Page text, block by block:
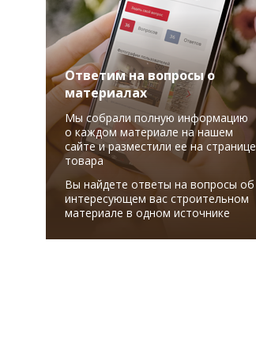
Ответим на вопросы о
материалах
Мы собрали полную информацию
о каждом материале на нашем
сайте и разместили ее на странице
товара
Вы найдете ответы на вопросы об
интересующем вас строительном
материале в одном источнике